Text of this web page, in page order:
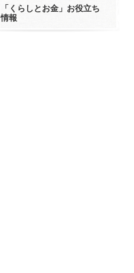
「くらしとお金」お役立ち
情報